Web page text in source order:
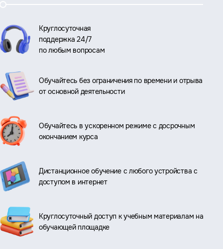
Круглосуточная
поддержка 24/7
по любым вопросам
Обучайтесь без ограничения по времени и отрыва
от основной деятельности
Обучайтесь в ускоренном режиме с досрочным
окончанием курса
Дистанционное обучение с любого устройства с
доступом в интернет
Круглосуточный доступ к учебным материалам на
обучающей площадке